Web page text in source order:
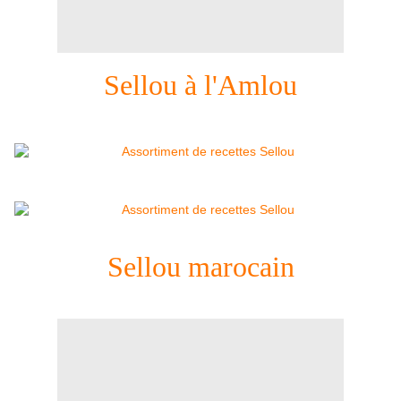
Sellou à l'Amlou
Sellou marocain